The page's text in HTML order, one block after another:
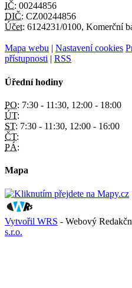
IČ: 00244856
DIČ: CZ00244856
Účet: 6124231/0100, Komerční
Mapa webu Nastavení cookies
přístupnosti
RSS
Úřední hodiny
PO: 7:30 - 11:30, 12:00 - 18:00
ÚT:
ST: 7:30 - 11:30, 12:00 - 16:00
ČT:
PÁ:
Mapa
Vytvořil WRS - Webový
s.r.o.